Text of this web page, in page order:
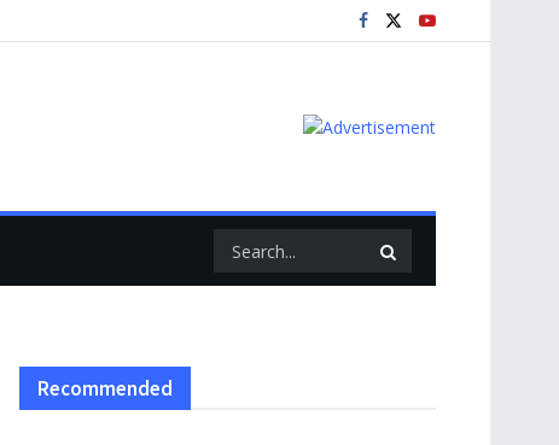
Recommended